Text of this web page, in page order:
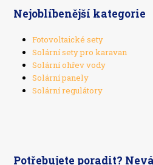
Nejoblíbenější kategorie
Fotovoltaické sety
Solární sety pro karavan
Solární ohřev vody
Solární panely
Solární regulátory
Potřebujete poradit?